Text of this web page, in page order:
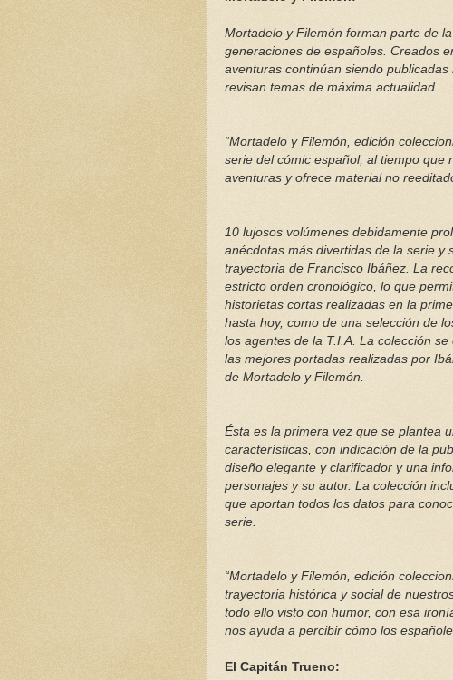
Mortadelo y Filemón forman parte de
generaciones de españoles. Creados
aventuras continúan siendo
revisan temas de máxima actualidad.
“Mortadelo y Filemón, edición
serie del cómic español, al tiempo que
aventuras y ofrece material no
10 lujosos volúmenes debidamente
anécdotas más divertidas de la serie y
trayectoria de Francisco Ibáñez. La
estricto orden cronológico, lo que
historietas cortas realizadas en la
hasta hoy, como de una selección de
los agentes de la T.I.A. La colección
las mejores portadas realizadas por
de Mortadelo y Filemón.
Ésta es la primera vez que se plantea
características, con indicación de la
diseño elegante y clarificador y una
personajes y su autor. La colección
que aportan todos los datos para
serie.
“Mortadelo y Filemón, edición
trayectoria histórica y social de
todo ello visto con humor, con esa
nos ayuda a percibir cómo los
El Capitán Trueno: